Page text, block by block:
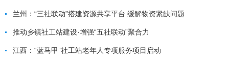
兰州：“三社联动”搭建资源共享平台 缓解物资紧缺问题
推动乡镇社工站建设·增强“五社联动”聚合力
江西：“蓝马甲”社工站老年人专项服务项目启动